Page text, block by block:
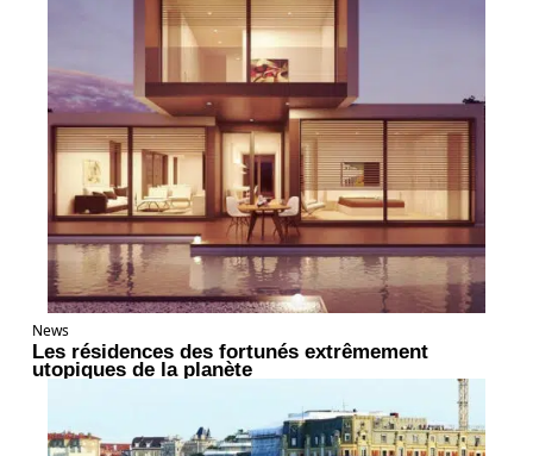
News
Les résidences des fortunés extrêmement
utopiques de la planète